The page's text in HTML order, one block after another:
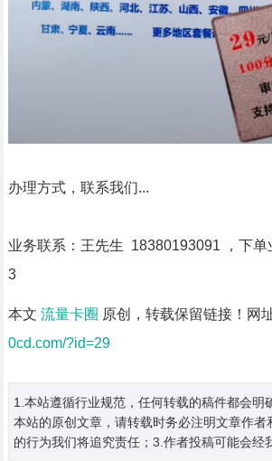
办理方式，联系我们...
业务联系：王先生 18380193091 ，下单
3
本文 流量卡圈 原创，转载保留链接！网
0cd.com/?id=29
1.本站遵循行业规范，任何转载的稿件都会明
本站的原创文章，请转载时务必注明文章作者
的行为我们将追究责任；3.作者投稿可能会经